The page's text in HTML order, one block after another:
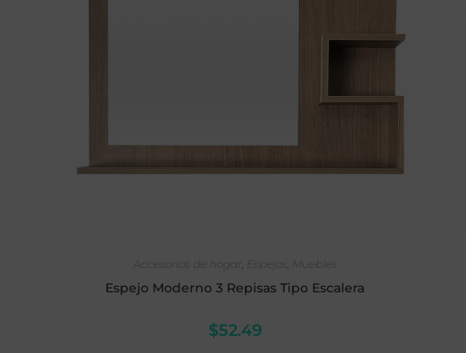
Accesorios de hogar , Espejos , Muebles
Espejo Moderno 3 Repisas Tipo Escalera
$52.49